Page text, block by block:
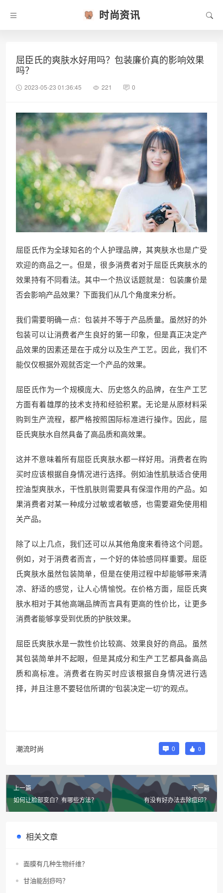
时尚资讯
屈臣氏的爽肤水好用吗？包装廉价真的影响效果
吗？
2023-05-23 01:36:45 221 0
屈臣氏作为全球知名的个人护理品牌，其爽肤水也是广受
欢迎的商品之一。但是，很多消费者对于屈臣氏爽肤水的
效果持有不同看法。其中一个热议话题就是：包装廉价是
否会影响产品效果？下面我们从几个角度来分析。
我们需要明确一点：包装并不等于产品质量。虽然好的外
包装可以让消费者产生良好的第一印象，但是真正决定产
品效果的因素还是在于成分以及生产工艺。因此，我们不
能仅仅根据外观就否定一个产品的效果。
屈臣氏作为一个规模庞大、历史悠久的品牌，在生产工艺
方面有着雄厚的技术支持和经验积累。无论是从原材料采
购到生产流程，都严格按照国际标准进行操作。因此，屈
臣氏爽肤水自然具备了高品质和高效果。
这并不意味着所有屈臣氏爽肤水都一样好用。消费者在购
买时应该根据自身情况进行选择。例如油性肌肤适合使用
控油型爽肤水，干性肌肤则需要具有保湿作用的产品。如
果消费者对某一种成分过敏或者敏感，也需要避免使用相
关产品。
除了以上几点，我们还可以从其他角度来看待这个问题。
例如，对于消费者而言，一个好的体验感同样重要。屈臣
氏爽肤水虽然包装简单，但是在使用过程中却能够带来清
凉、舒适的感觉，让人心情愉悦。在价格方面，屈臣氏爽
肤水相对于其他高端品牌而言具有更高的性价比，让更多
消费者能够享受到优质的护肤效果。
屈臣氏爽肤水是一款性价比较高、效果良好的商品。虽然
其包装简单并不起眼，但是其成分和生产工艺都具备高品
质和高标准。消费者在购买时应该根据自身情况进行选
择，并且注意不要轻信所谓的“包装决定一切”的观点。
潮流时尚 0 0
上一篇
如何让脸部变白？有哪些方法？
下一篇
有没有好办法去除痘印？
相关文章
面膜有几种生物纤维？
甘油能刮痧吗？